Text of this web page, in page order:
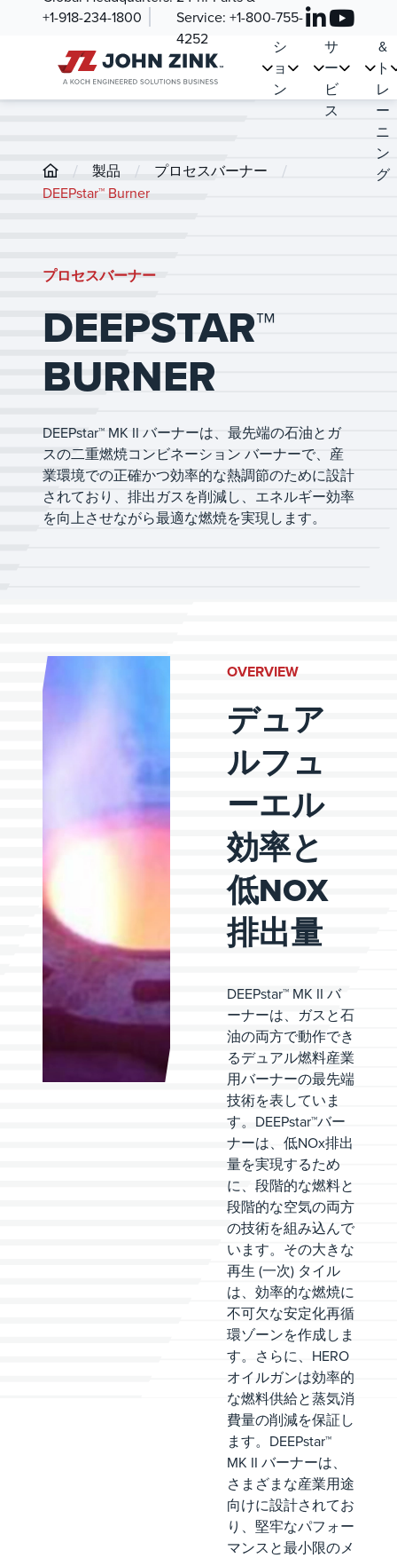
+1-918-234-1800
Service: +1-800-755-
4252
介 ー
シ
ョ
ン
&
サ
ー
ビ
ス
&
ト
レ
ー
ニ
ン
グ
/ 製品 / プロセスバーナー /
DEEPstar™ Burner
プロセスバーナー
DEEPSTAR™
BURNER
DEEPstar™ MK II バーナーは、最先端の石油とガ
スの二重燃焼コンビネーション バーナーで、産
業環境での正確かつ効率的な熱調節のために設計
されており、排出ガスを削減し、エネルギー効率
を向上させながら最適な燃焼を実現します。
OVERVIEW
デュア
ルフュ
ーエル
効率と
低NOX
排出量
DEEPstar™ MK II バ
ーナーは、ガスと石
油の両方で動作でき
るデュアル燃料産業
用バーナーの最先端
技術を表していま
す。 DEEPstar™バー
ナーは、低NOx排出
量を実現するため
に、段階的な燃料と
段階的な空気の両方
の技術を組み込んで
います。その大きな
再生 (一次) タイル
は、効率的な燃焼に
不可欠な安定化再循
環ゾーンを作成しま
す。さらに、HERO
オイルガンは効率的
な燃料供給と蒸気消
費量の削減を保証し
ます。 DEEPstar™
MK II バーナーは、
さまざまな産業用途
向けに設計されてお
り、堅牢なパフォー
マンスと最小限のメ